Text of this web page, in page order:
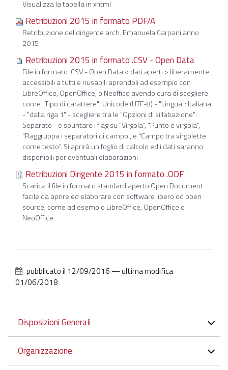
Visualizza la tabella in xhtml
Retribuzioni 2015 in formato PDF/A
Retribuzione del dirigente arch. Emanuela Carpani anno
2015
Retribuzioni 2015 in formato .CSV - Open Data
File in formato .CSV - Open Data < dati aperti > liberamente
accessibili a tutti e riusabili aprendoli ad esempio con
LibreOffice, OpenOffice, o Neoffice avendo cura di scegliere
come "Tipo di carattere": Unicode (UTF-8) - "Lingua": Italiana
- "dalla riga 1" - scegliere tra le "Opzioni di sillabazione":
Separato - e spuntare i flag su "Virgola", "Punto e virgola",
"Raggruppa i separatori di campo", e "Campo tra virgolette
come testo". Si aprirà un foglio di calcolo ed i dati saranno
disponibili per eventuali elaborazioni
Retribuzioni Dirigente 2015 in formato .ODF
Scarica il file in formato standard aperto Open Document
facile da aprire ed elaborare con software libero od open
source, come ad esempio LibreOffice, OpenOffice o
NeoOffice.
pubblicato il 12/09/2016 —ultima modifica
01/06/2018
Navigazione
Disposizioni Generali
Organizzazione